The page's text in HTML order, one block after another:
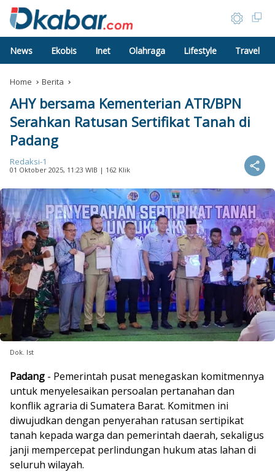
News Ekobis Inet Olahraga Lifestyle Travel
Home Berita
AHY bersama Kementerian ATR/BPN
Serahkan Ratusan Sertifikat Tanah di
Padang
Redaksi-1
01 Oktober 2025, 11:23 WIB | 162 Klik
Dok. Ist
Padang - Pemerintah pusat menegaskan komitmennya
untuk menyelesaikan persoalan pertanahan dan
konflik agraria di Sumatera Barat. Komitmen ini
diwujudkan dengan penyerahan ratusan sertipikat
tanah kepada warga dan pemerintah daerah, sekaligus
janji mempercepat perlindungan hukum atas lahan di
seluruh wilayah.